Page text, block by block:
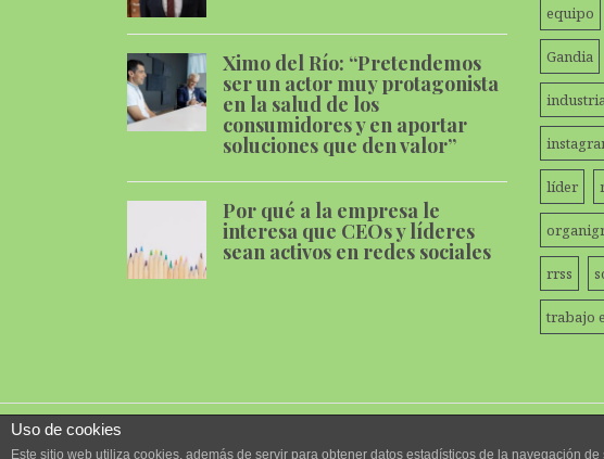
Ximo del Río: “Pretendemos
ser un actor muy protagonista
en la salud de los
consumidores y en aportar
soluciones que den valor”
Por qué a la empresa le
interesa que CEOs y líderes
sean activos en redes sociales
equipo
Gandia
industria
líder
rrss
trabajo
Uso de cookies
Este sitio web utiliza cookies, además de servir para obtener datos estadísticos de la navegación